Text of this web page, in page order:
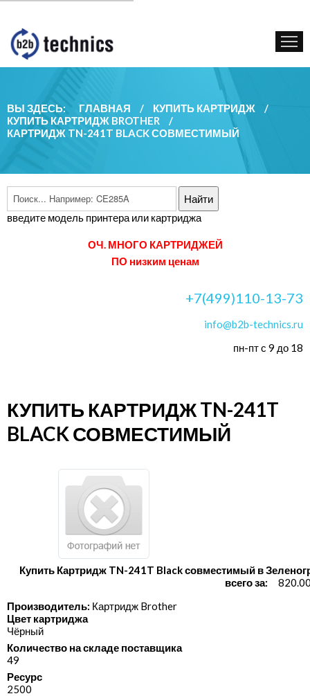
КУПИТЬ КАРТРИДЖ
ГОС. УЧРЕЖДЕНИЯМ
КОНТАКТЫ
ВЫ ЗДЕСЬ: ГЛАВНАЯ / КУПИТЬ КАРТРИДЖ
/
КУПИТЬ КАРТРИДЖ BROTHER
/
КАРТРИДЖ TN-241T BLACK СОВМЕСТИМЫЙ
введите модель принтера или картриджа
ОЧ. МНОГО КАРТРИДЖЕЙ
ПО низким ценам
+7(499)110-13-73
info@b2b-technics.ru
пн-пт с 9 до 18
КУПИТЬ КАРТРИДЖ TN-241T
BLACK СОВМЕСТИМЫЙ
Купить Картридж TN-241T Black совместимый в
всего за:
Производитель: Картридж Brother
Цвет картриджа
Чёрный
Количество на складе поставщика
49
Ресурс
2500